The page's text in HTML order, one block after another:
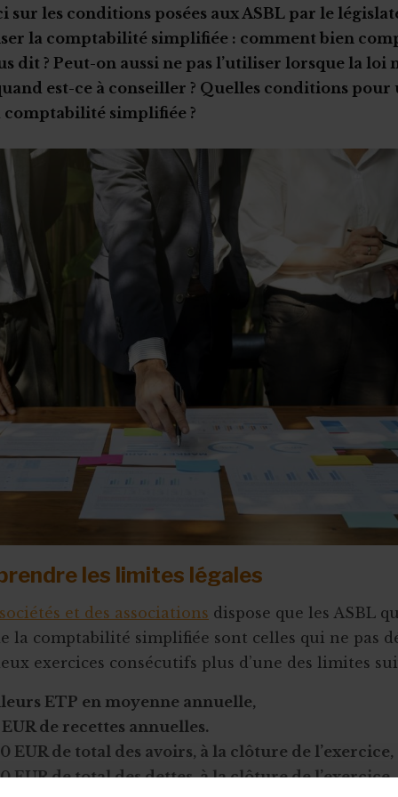
sur les conditions posées aux ASBL par le
la comptabilité simplifiée : comment bien
dit ? Peut-on aussi ne pas l’utiliser lorsque la loi
est-ce à conseiller ? Quelles conditions pour
comptabilité simplifiée ?
les limites légales
et des associations dispose que les ASBL
la comptabilité simplifiée sont celles qui ne pas
exercices consécutifs plus d’une des limites
ETP en moyenne annuelle,
de recettes annuelles.
EUR de total des avoirs, à la clôture de l’exercice,
EUR de total des dettes, à la clôture de l’exercice.